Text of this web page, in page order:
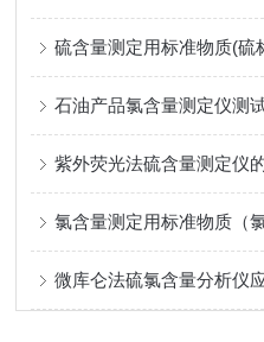
硫含量测定用标准物质(硫
石油产品氯含量测定仪测
紫外荧光法硫含量测定仪
氯含量测定用标准物质（
微库仑法硫氯含量分析仪